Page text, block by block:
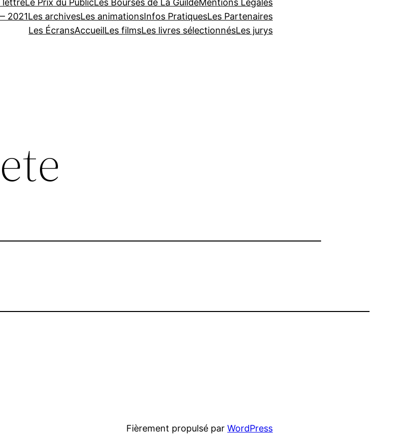
lettreLe Prix du PublicLes Bourses de La GuildeMentions Légales
2021Les archivesLes animationsInfos PratiquesLes Partenaires
Les ÉcransAccueilLes filmsLes livres sélectionnésLes jurys
Fièrement propulsé parWordPress